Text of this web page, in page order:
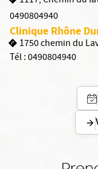
0490804940
Clinique Rhône
1750 chemin du
Tél :0490804940